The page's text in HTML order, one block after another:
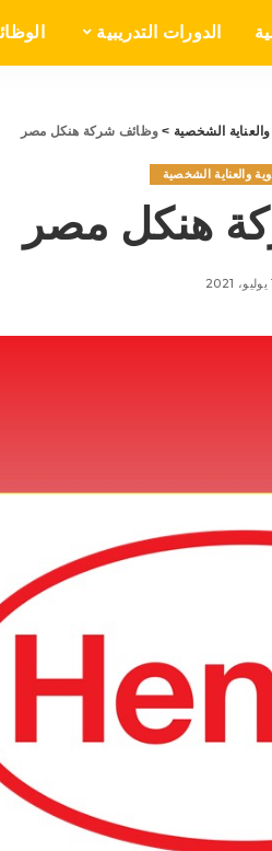
الدورات التدريبية
الشخصية > وظائف شركة هنكل مصر
والعناية الشخصية
هنكل مصر